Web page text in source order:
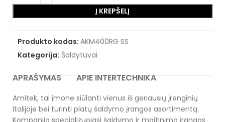
Į KREPŠELĮ
Produkto kodas: AKM400RG SS
Kategorija: Šaldytuvai
APRAŠYMAS APIE INTERTECHNIKA
Amitek, tai įmonė siūlanti vienus iš geriausių įrenginių
Italijoje bei turinti platų šaldymo įrangos asortimentą.
Kompanija specializuojasi šaldymo ir maitinimo įrangos